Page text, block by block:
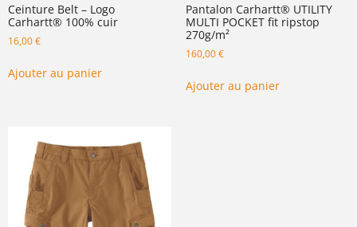
Ceinture Belt – Logo
Carhartt® 100% cuir
16,00€
Ajouter au panier
Pantalon Carhartt® UTILITY
MULTI POCKET fit ripstop
270g/m²
160,00€
Ajouter au panier